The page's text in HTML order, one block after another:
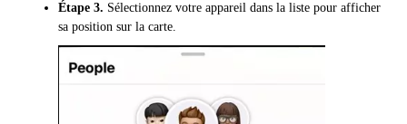
Étape 3. Sélectionnez votre appareil dans la liste pour afficher
sa position sur la carte.